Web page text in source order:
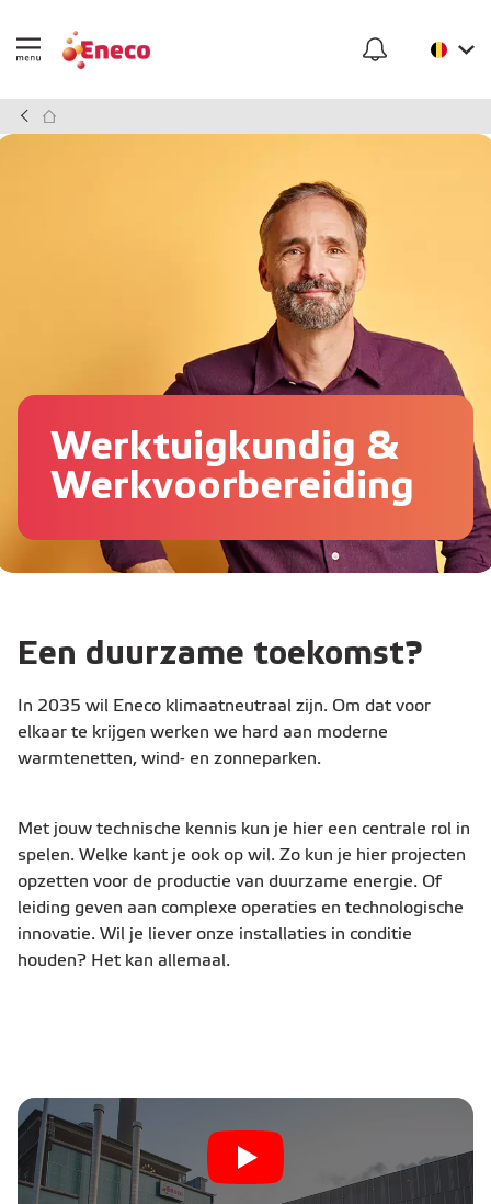
Werktuigkundig &
Werkvoorbereiding
Een duurzame toekomst?
In 2035 wil Eneco klimaatneutraal zijn. Om dat voor
elkaar te krijgen werken we hard aan moderne
warmtenetten, wind- en zonneparken.
Met jouw technische kennis kun je hier een centrale rol in
spelen. Welke kant je ook op wil. Zo kun je hier projecten
opzetten voor de productie van duurzame energie. Of
leiding geven aan complexe operaties en technologische
innovatie. Wil je liever onze installaties in conditie
houden? Het kan allemaal.